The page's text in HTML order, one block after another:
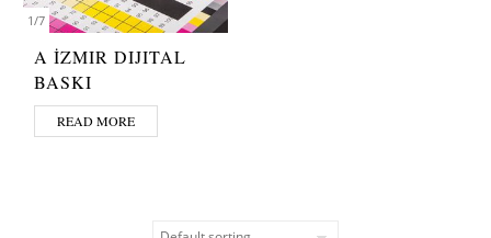
1/7
A İZMIR DIJITAL
BASKI
READ MORE